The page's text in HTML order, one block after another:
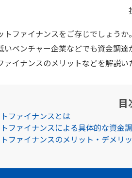
トファイナンスをご存じでしょう
いベンチャー企業などでも資金調
ァイナンスのメリットなどを解説
目
ファイナンスとは
ファイナンスによる具体的な資金
ファイナンスのメリット・デメリ